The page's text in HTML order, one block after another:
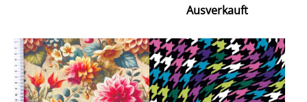
Ausverkauft